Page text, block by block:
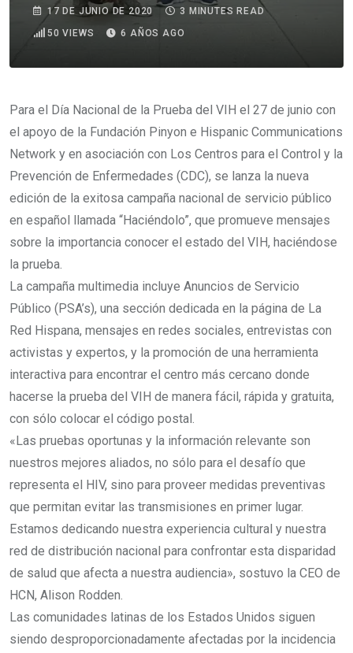
17 DE JUNIO DE 2020
3 MINUTES READ
50 VIEWS 6 AÑOS AGO
Para el Día Nacional de la Prueba del VIH el 27 de junio con
el apoyo de la Fundación Pinyon e Hispanic Communications
Network y en asociación con Los Centros para el Control y la
Prevención de Enfermedades (CDC), se lanza la nueva
edición de la exitosa campaña nacional de servicio público
en español llamada “Haciéndolo”, que promueve mensajes
sobre la importancia conocer el estado del VIH, haciéndose
la prueba.
La campaña multimedia incluye Anuncios de Servicio
Público (PSA’s), una sección dedicada en la página de La
Red Hispana, mensajes en redes sociales, entrevistas con
activistas y expertos, y la promoción de una herramienta
interactiva para encontrar el centro más cercano donde
hacerse la prueba del VIH de manera fácil, rápida y gratuita,
con sólo colocar el código postal.
«Las pruebas oportunas y la información relevante son
nuestros mejores aliados, no sólo para el desafío que
representa el HIV, sino para proveer medidas preventivas
que permitan evitar las transmisiones en primer lugar.
Estamos dedicando nuestra experiencia cultural y nuestra
red de distribución nacional para confrontar esta disparidad
de salud que afecta a nuestra audiencia», sostuvo la CEO de
HCN, Alison Rodden.
Las comunidades latinas de los Estados Unidos siguen
siendo desproporcionadamente afectadas por la incidencia